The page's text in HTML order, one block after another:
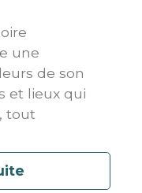
une
de son
et lieux qui
tout